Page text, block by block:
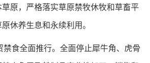
原，严格落实草原禁牧休牧和草畜平
休养生息和永续利用。
禁食全面推行。全面停止犀牛角、虎骨